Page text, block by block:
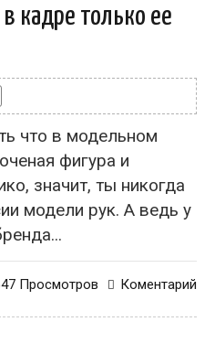
кадре только ее
что в модельном
фигура и
значит, ты никогда
модели рук. А ведь у
Коментарий
Просмотров